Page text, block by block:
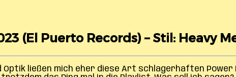
(El Puerto Records) – Stil: Heavy
Optik ließen mich eher diese Art schlagerhaften